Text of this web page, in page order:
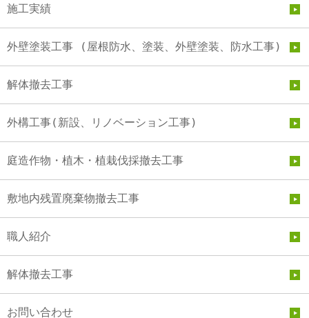
施工実績
外壁塗装工事 (屋根防水、塗装、外壁塗装、防水工事)
解体撤去工事
外構工事(新設、リノベーション工事)
庭造作物・植木・植栽伐採撤去工事
敷地内残置廃棄物撤去工事
職人紹介
解体撤去工事
お問い合わせ